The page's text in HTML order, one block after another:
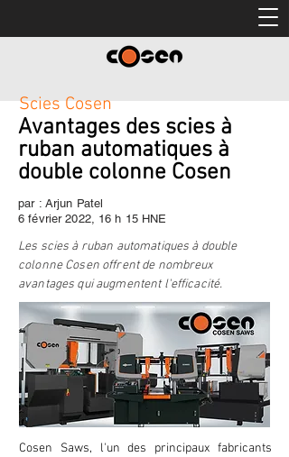
Scies Cosen
Avantages des scies à
ruban automatiques à
double colonne Cosen
par : Arjun Patel
6 février 2022, 16 h 15 HNE
Les scies à ruban automatiques à double
colonne Cosen offrent de nombreux
avantages qui augmentent l'efficacité.
Cosen Saws, l'un des principaux fabricants